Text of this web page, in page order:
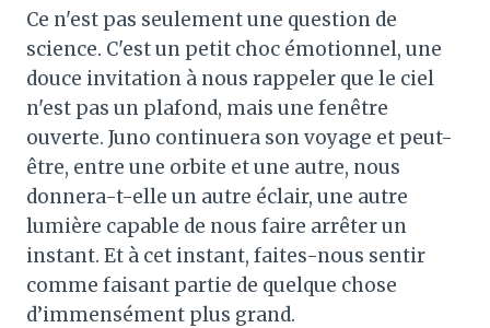
Ce n'est pas seulement une question de
science. C'est un petit choc émotionnel, une
douce invitation à nous rappeler que le ciel
n'est pas un plafond, mais une fenêtre
ouverte. Juno continuera son voyage et peut-
être, entre une orbite et une autre, nous
donnera-t-elle un autre éclair, une autre
lumière capable de nous faire arrêter un
instant. Et à cet instant, faites-nous sentir
comme faisant partie de quelque chose
d’immensément plus grand.